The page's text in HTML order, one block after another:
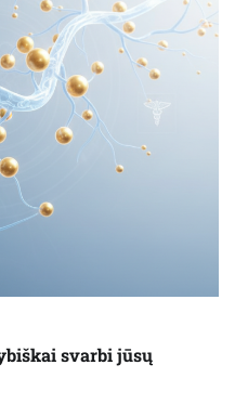
svarbi jūsų